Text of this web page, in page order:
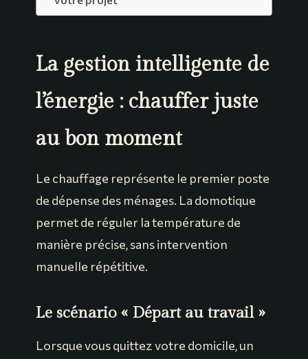
La gestion intelligente de
l’énergie : chauffer juste
au bon moment
Le chauffage représente le premier poste
de dépense des ménages. La domotique
permet de réguler la température de
manière précise, sans intervention
manuelle répétitive.
Le scénario « Départ au travail »
Lorsque vous quittez votre domicile, un